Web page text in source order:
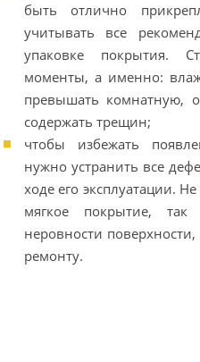
быть отлично
учитывать все
упаковке покрытия.
моменты, а именно:
превышать
содержать трещин;
чтобы избежать
нужно устранить все
ходе его эксплуатации.
мягкое покрытие, так
неровности
ремонту.